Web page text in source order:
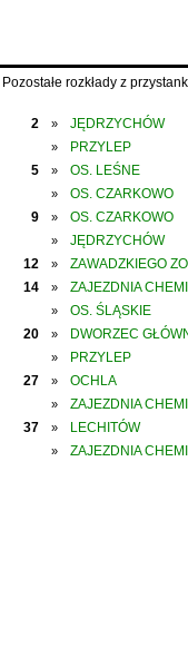
Pozostałe rozkłady z
2 » JĘDRZYCHÓW
»
PRZYLEP
5
» OS. LEŚNE
»
OS. CZARKOWO
9
» OS. CZARKOWO
»
JĘDRZYCHÓW
12
»
ZAWADZKIEGO
14
» ZAJEZDNIA
»
OS. ŚLĄSKIE
20
» DWORZEC
»
PRZYLEP
27
» OCHLA
»
ZAJEZDNIA
37
» LECHITÓW
» ZAJEZDNIA